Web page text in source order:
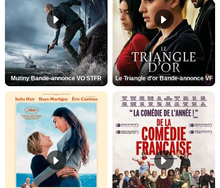
Mutiny Bande-annonce VO STFR Le Triangle d'or Bande-annonce VF